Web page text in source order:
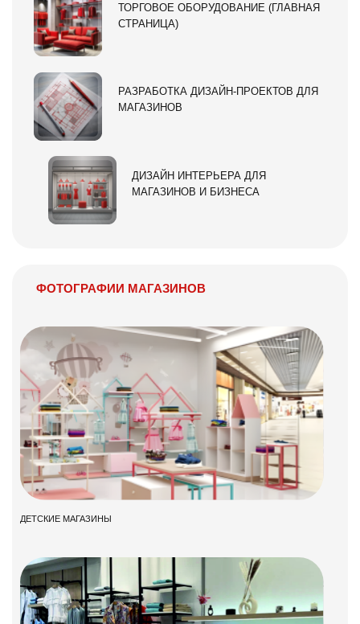
ТОРГОВОЕ ОБОРУДОВАНИЕ (ГЛАВНАЯ
СТРАНИЦА)
РАЗРАБОТКА ДИЗАЙН-ПРОЕКТОВ ДЛЯ
МАГАЗИНОВ
ДИЗАЙН ИНТЕРЬЕРА ДЛЯ
МАГАЗИНОВ И БИЗНЕСА
ФОТОГРАФИИ МАГАЗИНОВ
ДЕТСКИЕ МАГАЗИНЫ